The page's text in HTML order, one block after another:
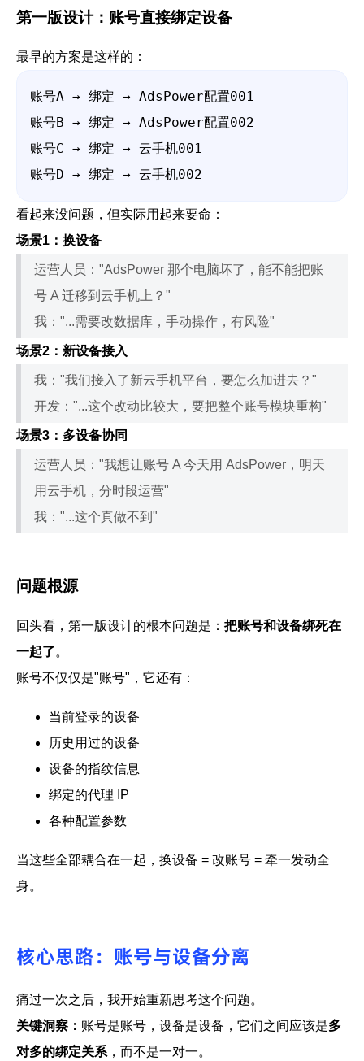
第一版设计：账号直接绑定设备
最早的方案是这样的：
账号A → 绑定 → AdsPower配置001
账号B → 绑定 → AdsPower配置002
账号C → 绑定 → 云手机001
账号D → 绑定 → 云手机002
看起来没问题，但实际用起来要命：
场景1：换设备
运营人员："AdsPower 那个电脑坏了，能不能把账
号 A 迁移到云手机上？"
我："...需要改数据库，手动操作，有风险"
场景2：新设备接入
我："我们接入了新云手机平台，要怎么加进去？"
开发："...这个改动比较大，要把整个账号模块重构"
场景3：多设备协同
运营人员："我想让账号 A 今天用 AdsPower，明天
用云手机，分时段运营"
我："...这个真做不到"
问题根源
回头看，第一版设计的根本问题是： 把账号和设备绑死在
一起了。
账号不仅仅是"账号"，它还有：
当前登录的设备
历史用过的设备
设备的指纹信息
绑定的代理 IP
各种配置参数
当这些全部耦合在一起，换设备 = 改账号 = 牵一发动全
身。
核心思路：账号与设备分离
痛过一次之后，我开始重新思考这个问题。
关键洞察： 账号是账号，设备是设备，它们之间应该是多
对多的绑定关系 ，而不是一对一。